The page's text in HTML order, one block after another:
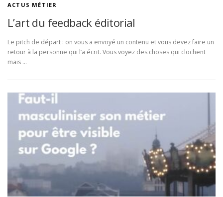
ACTUS MÉTIER
L’art du feedback éditorial
Le pitch de départ : on vous a envoyé un contenu et vous devez faire un
retour à la personne qui l’a écrit. Vous voyez des choses qui clochent
mais …